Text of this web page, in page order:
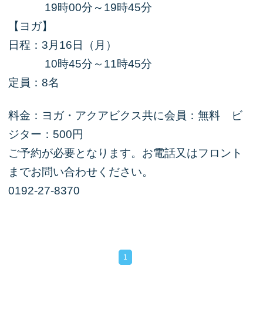
19時00分～19時45分
【ヨガ】
日程：3月16日（月）
10時45分～11時45分
定員：8名
料金：ヨガ・アクアビクス共に会員：無料 ビ
ジター：500円
ご予約が必要となります。お電話又はフロント
までお問い合わせください。
0192-27-8370
1